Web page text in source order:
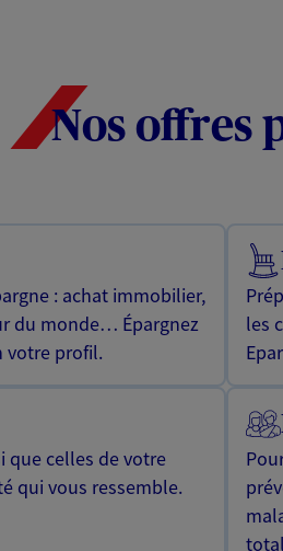
Nos offres
: achat immobilier,
du monde… Épargnez
votre profil.
les
que celles de votre
qui vous ressemble.